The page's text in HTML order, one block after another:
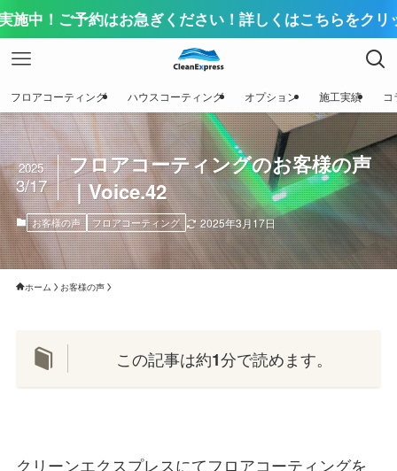
予約はお急ぎください！詳しくはこちらをクリック！
フロアコーティング ハウスコーティング オプション 施工実績
フロアコーティングのお客様の声
｜Voice.42
2025
3/17
お客様の声 フロアコーティング 2025年3月17日
ホーム お客様の声
この記事は約1分で読めます。
クリーンエクスプレスにてフロアコーティングを